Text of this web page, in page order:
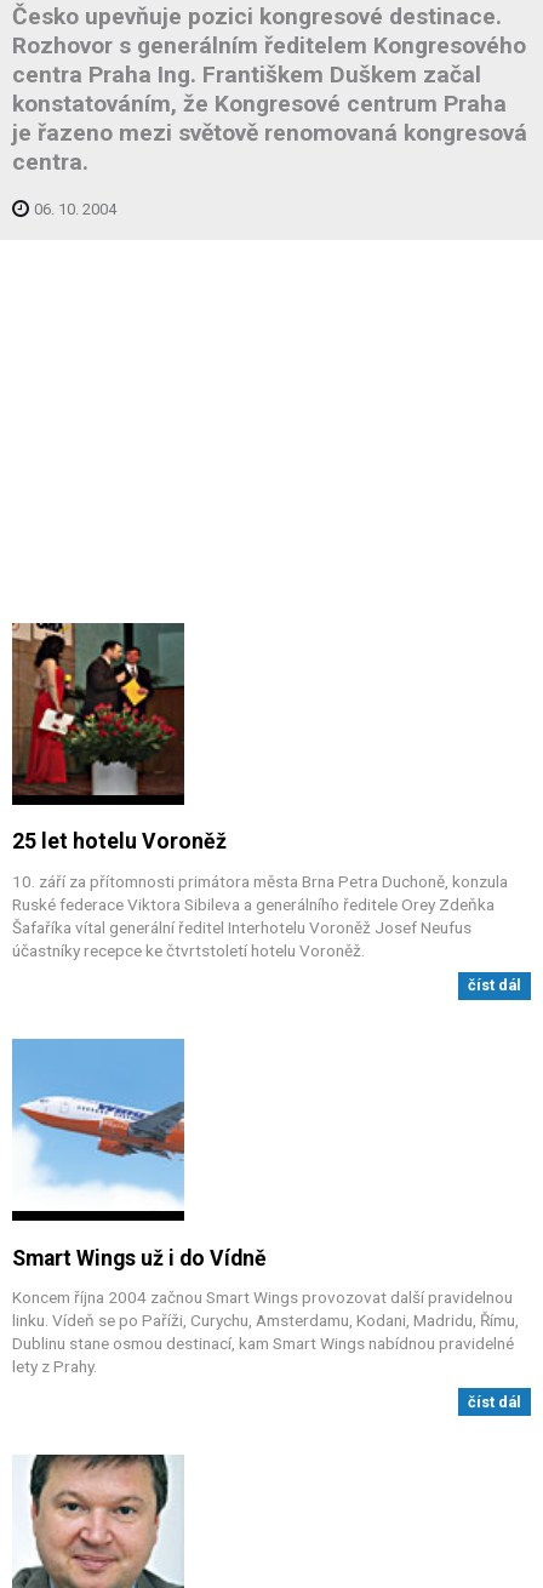
Česko upevňuje pozici kongresové destinace.
Rozhovor s generálním ředitelem Kongresového
centra Praha Ing. Františkem Duškem začal
konstatováním, že Kongresové centrum Praha
je řazeno mezi světově renomovaná kongresová
centra.
06. 10. 2004
25 let hotelu Voroněž
10. září za přítomnosti primátora města Brna Petra Duchoně, konzula
Ruské federace Viktora Sibileva a generálního ředitele Orey Zdeňka
Šafaříka vítal generální ředitel Interhotelu Voroněž Josef Neufus
účastníky recepce ke čtvrtstoletí hotelu Voroněž.
číst dál
Smart Wings už i do Vídně
Koncem října 2004 začnou Smart Wings provozovat další pravidelnou
linku. Vídeň se po Paříži, Curychu, Amsterdamu, Kodani, Madridu, Římu,
Dublinu stane osmou destinací, kam Smart Wings nabídnou pravidelné
lety z Prahy.
číst dál